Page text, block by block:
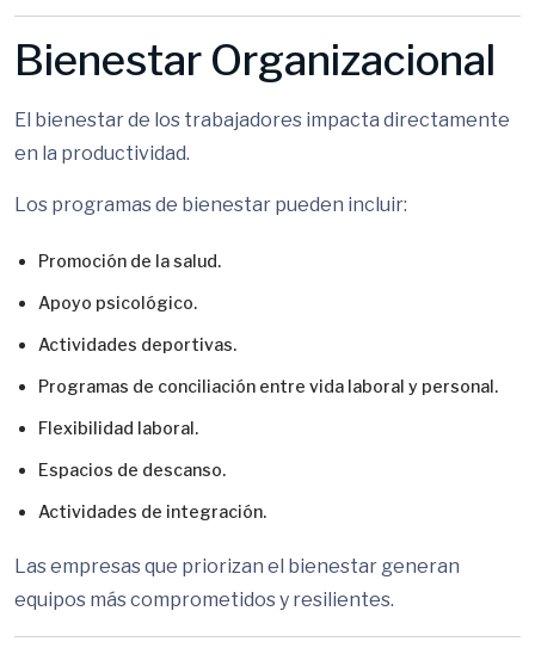
Bienestar Organizacional
El bienestar de los trabajadores impacta directamente
en la productividad.
Los programas de bienestar pueden incluir:
Promoción de la salud.
Apoyo psicológico.
Actividades deportivas.
Programas de conciliación entre vida laboral y personal.
Flexibilidad laboral.
Espacios de descanso.
Actividades de integración.
Las empresas que priorizan el bienestar generan
equipos más comprometidos y resilientes.